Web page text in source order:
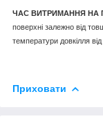
ЧАС ВИТРИМАННЯ НА
поверхні залежно від
температури довкілля
Приховати